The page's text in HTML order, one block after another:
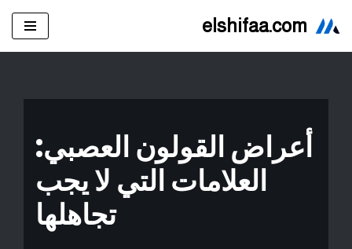
elshifaa.com
أعراض القولون العصبي:
العلامات التي لا يجب
تجاهلها